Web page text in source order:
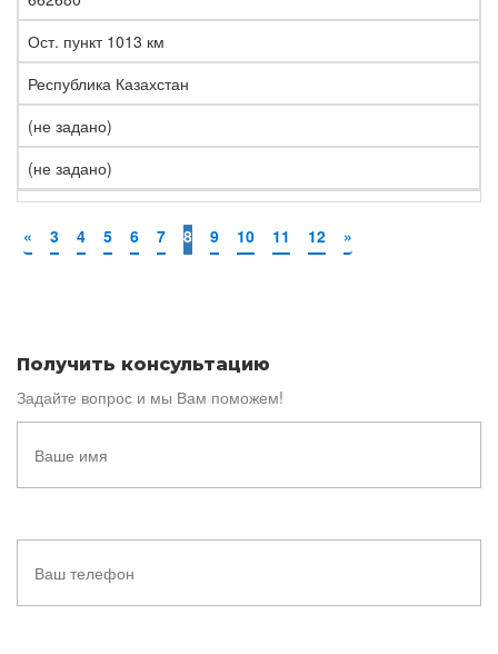
Ост. пункт 1013 км
Республика Казахстан
(не задано)
(не задано)
« 3 4 5 6 7 8 9 10 11 12 »
Получить консультацию
Задайте вопрос и мы Вам поможем!